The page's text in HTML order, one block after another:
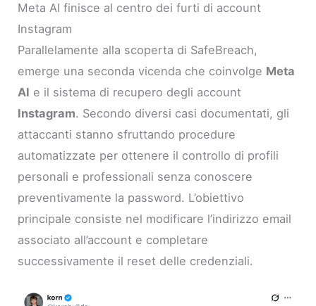
Meta AI finisce al centro dei furti di account
Instagram
Parallelamente alla scoperta di SafeBreach,
emerge una seconda vicenda che coinvolge Meta
AI e il sistema di recupero degli account
Instagram. Secondo diversi casi documentati, gli
attaccanti stanno sfruttando procedure
automatizzate per ottenere il controllo di profili
personali e professionali senza conoscere
preventivamente la password. L’obiettivo
principale consiste nel modificare l’indirizzo email
associato all’account e completare
successivamente il reset delle credenziali.